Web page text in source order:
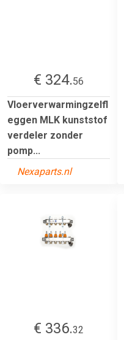
€ 324.56
Vloerverwarmingzelfl
eggen MLK kunststof
verdeler zonder
pomp...
Nexaparts.nl
€ 336.32